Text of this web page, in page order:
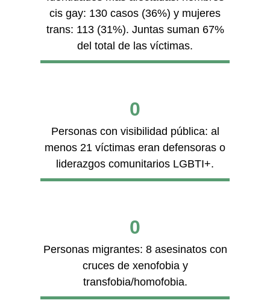
cis gay: 130 casos (36%) y mujeres
trans: 113 (31%). Juntas suman 67%
del total de las víctimas.
0
Personas con visibilidad pública: al
menos 21 víctimas eran defensoras o
liderazgos comunitarios LGBTI+.
0
Personas migrantes: 8 asesinatos con
cruces de xenofobia y
transfobia/homofobia.